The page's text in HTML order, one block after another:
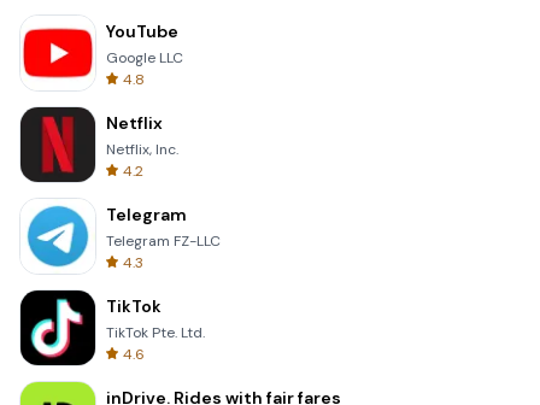
YouTube
Google LLC
4.8
Netflix
Netflix, Inc.
4.2
Telegram
Telegram FZ-LLC
4.3
TikTok
TikTok Pte. Ltd.
4.6
inDrive. Rides with fair fares